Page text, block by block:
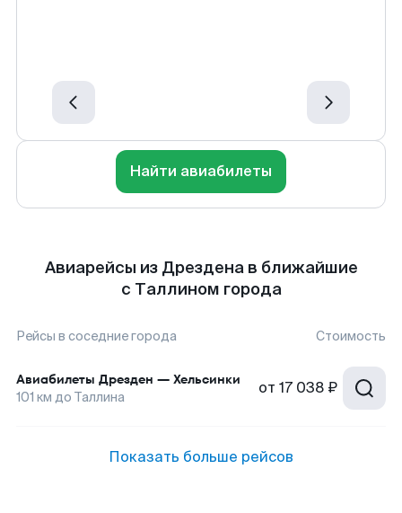
Найти авиабилеты
Авиарейсы из Дрездена в ближайшие
с Таллином города
Рейсы в соседние города Стоимость
Авиабилеты Дрезден — Хельсинки
101 км до Таллина от 17 038 ₽
Показать больше рейсов